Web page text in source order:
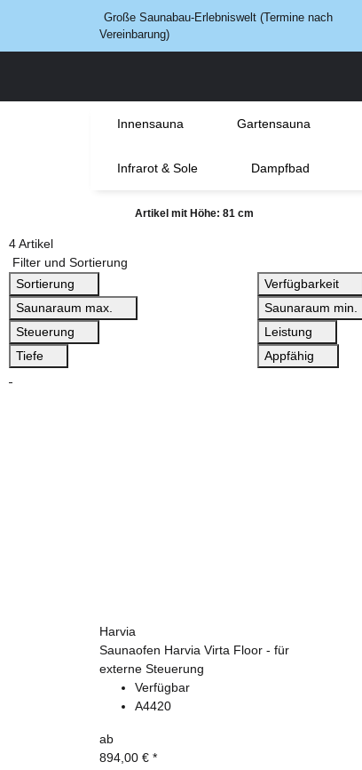
Große Saunabau-Erlebniswelt (Termine nach
Vereinbarung)
Innensauna Gartensauna
Infrarot & Sole Dampfbad
Artikel mit Höhe: 81 cm
4 Artikel
Filter und Sortierung
Sortierung
Verfügbarkeit
Saunaraum max.
Saunaraum min.
Steuerung
Leistung
Tiefe
Appfähig
Harvia
Saunaofen Harvia Virta Floor - für
externe Steuerung
Verfügbar
A4420
ab
894,00 € *